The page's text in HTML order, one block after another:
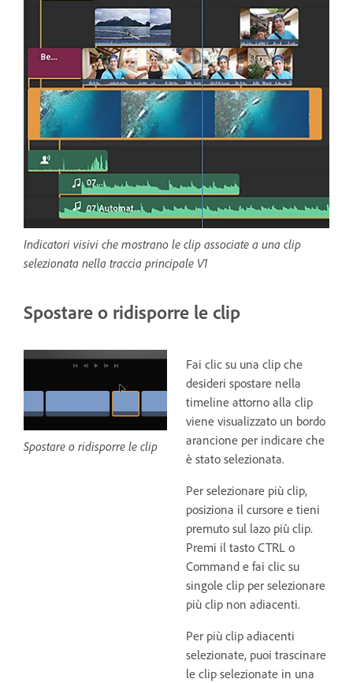
Indicatori visivi che mostrano le clip associate a una clip
selezionata nella traccia principale V1
Spostare o ridisporre le clip
Spostare o ridisporre le clip
Fai clic su una clip che
desideri spostare nella
timeline attorno alla clip
viene visualizzato un bordo
arancione per indicare che
è stato selezionata.
Per selezionare più clip,
posiziona il cursore e tieni
premuto sul lazo più clip.
Premi il tasto CTRL o
Command e fai clic su
singole clip per selezionare
più clip non adiacenti.
Per più clip adiacenti
selezionate, puoi trascinare
le clip selezionate in una